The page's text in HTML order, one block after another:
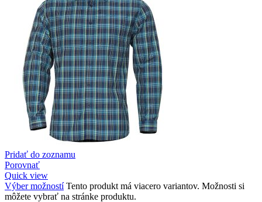
Pridať do zoznamu
Porovnať
Quick view
Výber možností Tento produkt má viacero variantov. Možnosti si
môžete vybrať na stránke produktu.